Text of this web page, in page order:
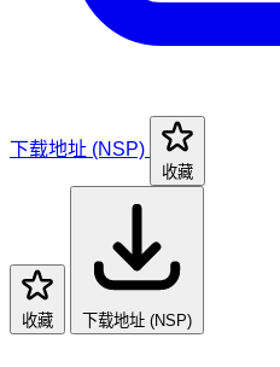
下载地址 (NSP)
收藏
收藏 下载地址 (NSP)